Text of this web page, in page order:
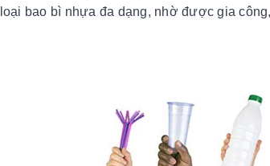
loại bao bì nhựa đa dạng, nhờ được gia